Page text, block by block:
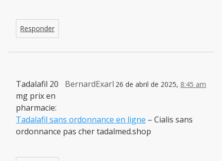
Responder
BernardExarl 26 de abril de 2025, 8:45 am
Tadalafil 20
mg prix en
pharmacie:
Tadalafil sans ordonnance en ligne – Cialis sans
ordonnance pas cher tadalmed.shop